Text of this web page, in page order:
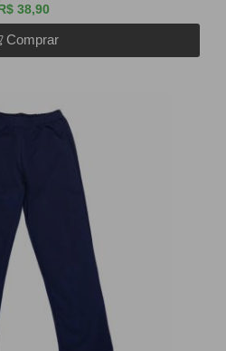
38,90
Comprar